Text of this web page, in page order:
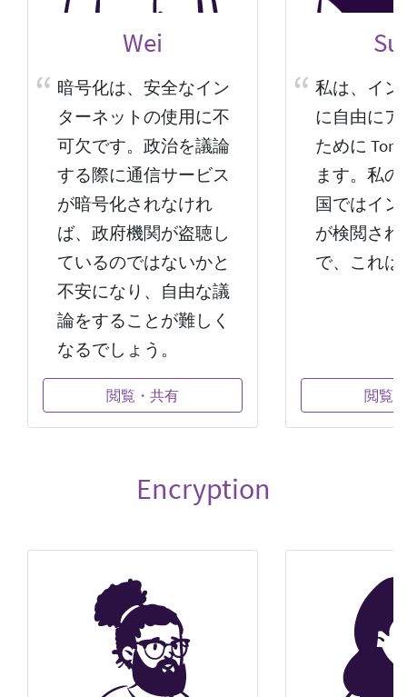
Wei
暗号化は、安全なイン
ターネットの使用に不
可欠です。政治を議論
する際に通信サービス
が暗号化されなけれ
ば、政府機関が盗聴し
ているのではないかと
不安になり、自由な議
論をすることが難しく
なるでしょう。
閲覧・共有
私は、イ
に自由に
ために Tor
ます。私
国ではイ
が検閲さ
で、これ
閲覧
Encryption